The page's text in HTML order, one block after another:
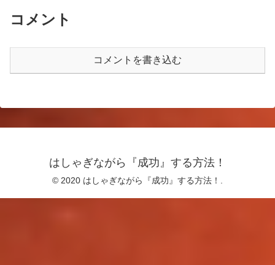
コメント
コメントを書き込む
はしゃぎながら『成功』する方法！
© 2020 はしゃぎながら『成功』する方法！.